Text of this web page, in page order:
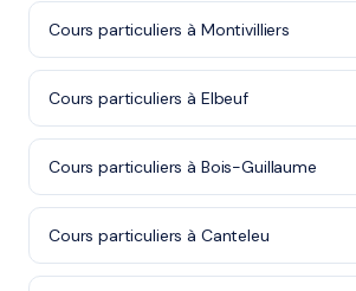
Cours particuliers à Montivilliers
Cours particuliers à Elbeuf
Cours particuliers à Bois-Guillaume
Cours particuliers à Canteleu